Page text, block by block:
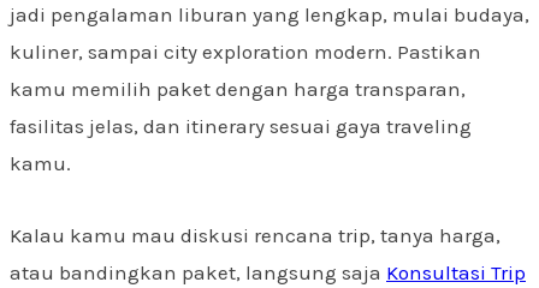
jadi pengalaman liburan yang lengkap, mulai budaya,
kuliner, sampai city exploration modern. Pastikan
kamu memilih paket dengan harga transparan,
fasilitas jelas, dan itinerary sesuai gaya traveling
kamu.
Kalau kamu mau diskusi rencana trip, tanya harga,
atau bandingkan paket, langsung saja Konsultasi Trip